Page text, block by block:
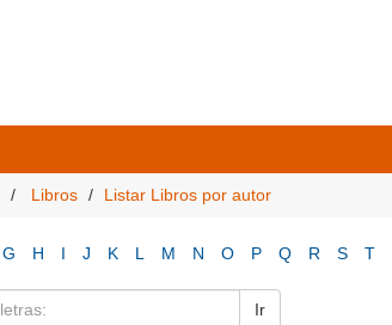
Libros Listar Libros por autor
G H I J K L M N O P Q R S T
Ir